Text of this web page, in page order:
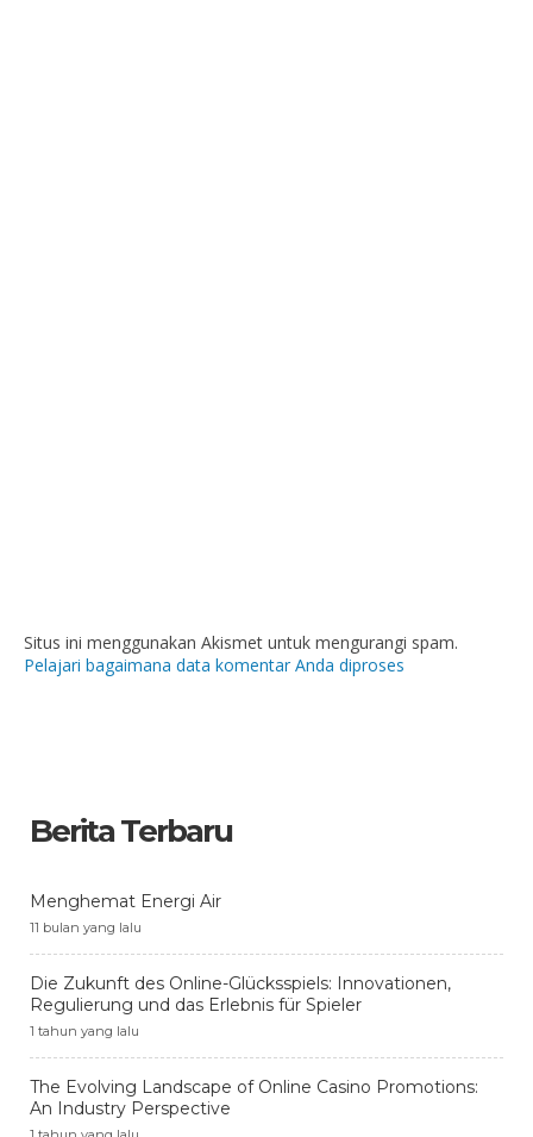
Situs ini menggunakan Akismet untuk mengurangi spam.
Pelajari bagaimana data komentar Anda diproses
Berita Terbaru
Menghemat Energi Air
11 bulan yang lalu
Die Zukunft des Online-Glücksspiels: Innovationen,
Regulierung und das Erlebnis für Spieler
1 tahun yang lalu
The Evolving Landscape of Online Casino Promotions:
An Industry Perspective